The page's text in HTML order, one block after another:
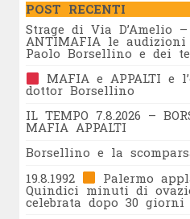
POST RECENTI
Strage di Via D’Amelio –
ANTIMAFIA le
Paolo Borsellino e dei
MAFIA e APPALTI e
dottor Borsellino
IL TEMPO 7.8.2026 –
MAFIA APPALTI
Borsellino e la scomparsa
19.8.1992
Palermo
Quindici minuti di
celebrata dopo 30 giorni